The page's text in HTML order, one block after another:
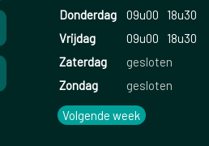
Donderdag
09u00
18u30
Vrijdag
09u00
18u30
Zaterdag
gesloten
Zondag
gesloten
Volgende week